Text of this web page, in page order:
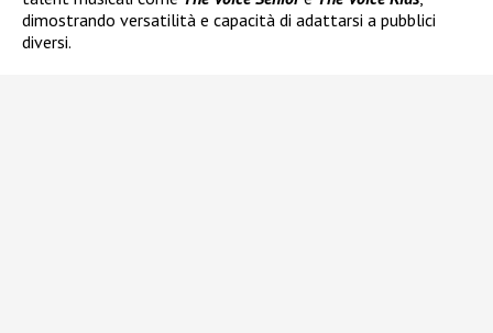
dimostrando versatilità e capacità di adattarsi a pubblici
diversi.